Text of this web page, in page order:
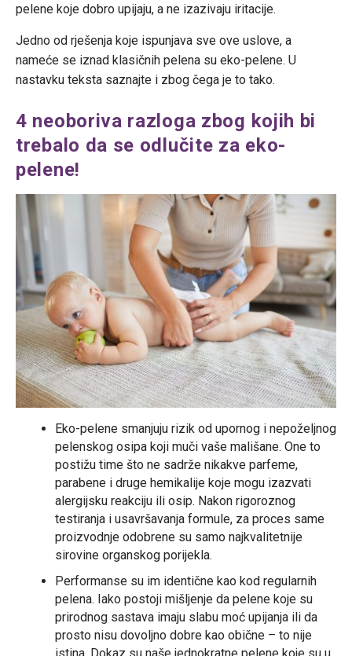
pelene koje dobro upijaju, a ne izazivaju iritacije.
Jedno od rješenja koje ispunjava sve ove uslove, a
nameće se iznad klasičnih pelena su eko-pelene. U
nastavku teksta saznajte i zbog čega je to tako.
4 neoboriva razloga zbog kojih bi
trebalo da se odlučite za eko-
pelene!
Eko-pelene smanjuju rizik od upornog i nepoželjnog
pelenskog osipa koji muči vaše mališane. One to
postižu time što ne sadrže nikakve parfeme,
parabene i druge hemikalije koje mogu izazvati
alergijsku reakciju ili osip. Nakon rigoroznog
testiranja i usavršavanja formule, za proces same
proizvodnje odobrene su samo najkvalitetnije
sirovine organskog porijekla.
Performanse su im identične kao kod regularnih
pelena. Iako postoji mišljenje da pelene koje su
prirodnog sastava imaju slabu moć upijanja ili da
prosto nisu dovoljno dobre kao obične – to nije